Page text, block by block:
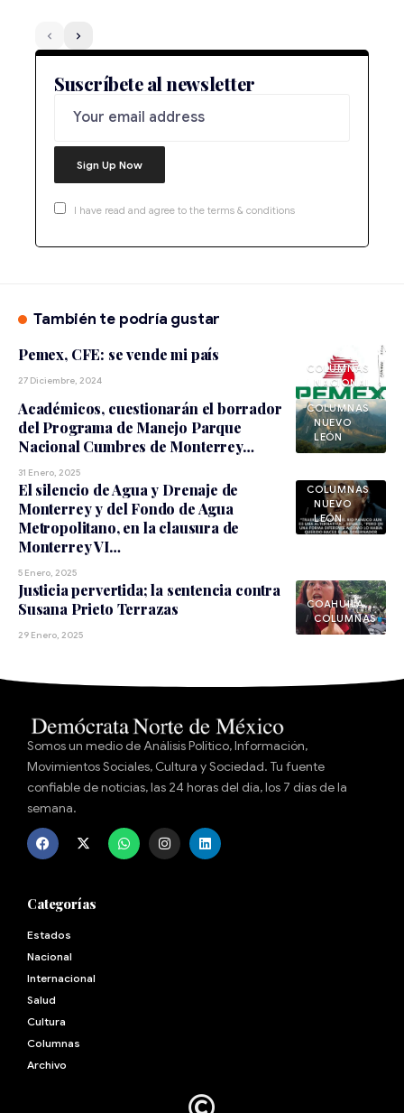
Suscríbete al newsletter
I have read and agree to the terms & conditions
También te podría gustar
NACIONAL
Pemex, CFE: se vende mi país
27 Diciembre, 2024
COLUMNAS‏
NUEVO
LEÓN
Académicos, cuestionarán el borrador
del Programa de Manejo Parque
Nacional Cumbres de Monterrey…
31 Enero, 2025
COLUMNAS‏
NUEVO
LEÓN
El silencio de Agua y Drenaje de
Monterrey y del Fondo de Agua
Metropolitano, en la clausura de
Monterrey VI…
5 Enero, 2025
COAHUILA
COLUMNAS‏
Justicia pervertida; la sentencia contra
Susana Prieto Terrazas
29 Enero, 2025
Somos un medio de Análisis Político, Información,
Movimientos Sociales, Cultura y Sociedad. Tu fuente
confiable de noticias, las 24 horas del día, los 7 días de la
semana.
Categorías
Estados
Nacional
Internacional
Salud
Cultura
Archivo